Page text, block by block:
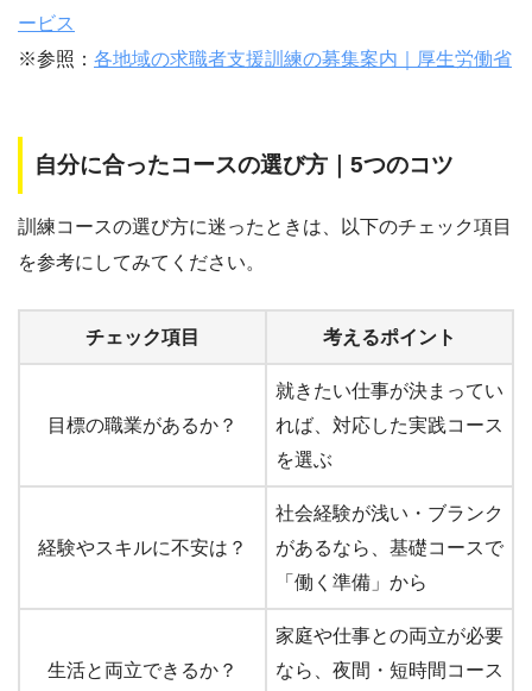
ービス
※参照： 各地域の求職者支援訓練の募集案内｜厚生労働省
自分に合ったコースの選び方｜5つのコツ
訓練コースの選び方に迷ったときは、以下のチェック項目
を参考にしてみてください。
チェック項目 考えるポイント
目標の職業があるか？
就きたい仕事が決まってい
れば、対応した実践コース
を選ぶ
経験やスキルに不安は？
社会経験が浅い・ブランク
があるなら、基礎コースで
「働く準備」から
生活と両立できるか？
家庭や仕事との両立が必要
なら、夜間・短時間コース